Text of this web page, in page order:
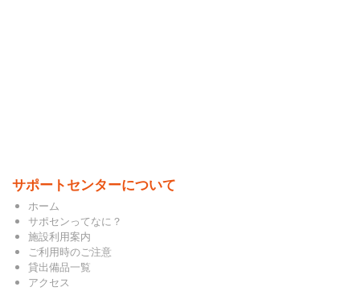
サポートセンターについて
ホーム
サポセンってなに？
施設利用案内
ご利用時のご注意
貸出備品一覧
アクセス